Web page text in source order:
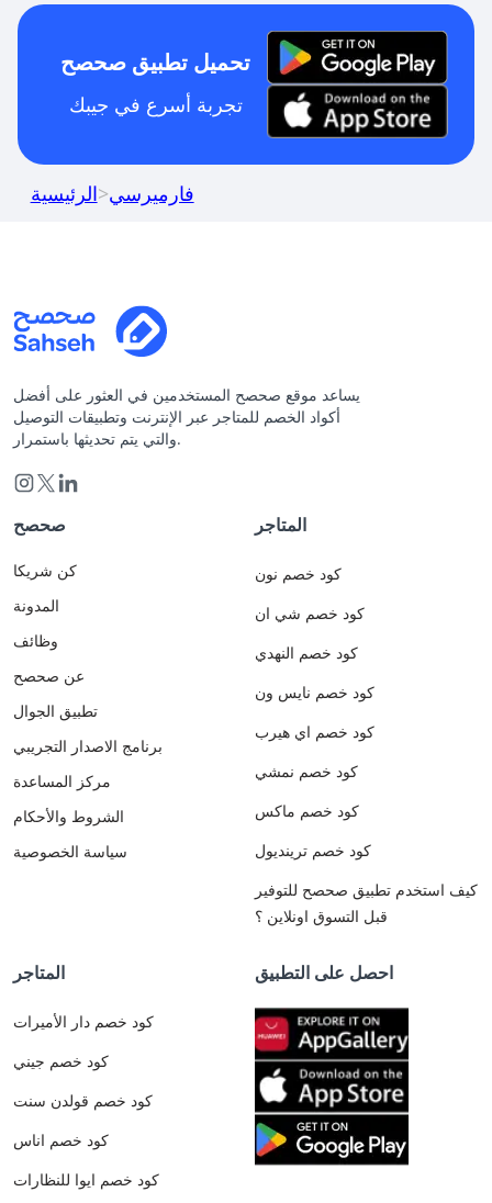
تحميل تطبيق صحصح
تجربة أسرع في جيبك
الرئيسية>فارميرسي
يساعد موقع صحصح المستخدمين في العثور على أفضل
أكواد الخصم للمتاجر عبر الإنترنت وتطبيقات التوصيل
والتي يتم تحديثها باستمرار.
صحصح
كن شريكا
المدونة
وظائف
عن صحصح
تطبيق الجوال
برنامج الاصدار التجريبي
مركز المساعدة
الشروط والأحكام
سياسة الخصوصية
المتاجر
كود خصم نون
كود خصم شي ان
كود خصم النهدي
كود خصم نايس ون
كود خصم اي هيرب
كود خصم نمشي
كود خصم ماكس
كود خصم ترينديول
كيف استخدم تطبيق صحصح للتوفير
قبل التسوق اونلاين ؟
المتاجر
كود خصم دار الأميرات
كود خصم جيني
كود خصم قولدن سنت
كود خصم اناس
كود خصم ايوا للنظارات
احصل على التطبيق